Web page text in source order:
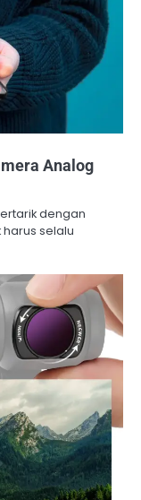
Analog
dengan
selalu